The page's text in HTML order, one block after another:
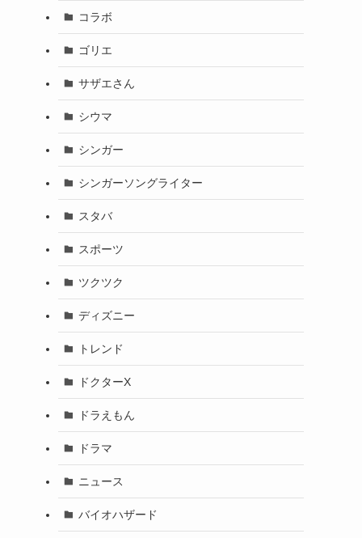
コラボ
ゴリエ
サザエさん
シウマ
シンガー
シンガーソングライター
スタバ
スポーツ
ツクツク
ディズニー
トレンド
ドクターX
ドラえもん
ドラマ
ニュース
バイオハザード